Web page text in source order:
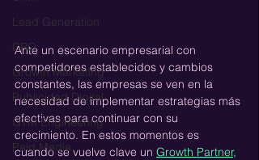
Lead Generation
CRO
Growth Marketing
Publicidad Digital
GTM Engineering
Paid Media
Ante un escenario empresarial con
competidores establecidos y cambios
constantes, las empresas se ven en la
necesidad de implementar estrategias más
efectivas para continuar con su
crecimiento. En estos momentos es
cuando se vuelve clave un Growth Partner,